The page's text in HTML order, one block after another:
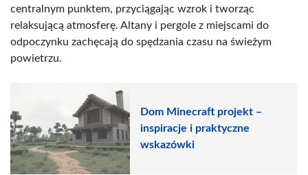
centralnym punktem, przyciągając wzrok i tworząc
relaksującą atmosferę. Altany i pergole z miejscami do
odpoczynku zachęcają do spędzania czasu na świeżym
powietrzu.
Dom Minecraft projekt –
inspiracje i praktyczne
wskazówki